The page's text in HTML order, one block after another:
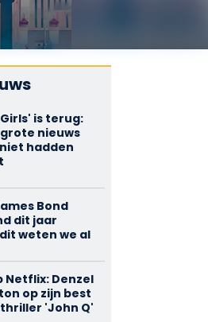
is terug:
nieuws
hadden
Bond
dit jaar
weten we al
Netflix: Denzel
op zijn best
'John Q'